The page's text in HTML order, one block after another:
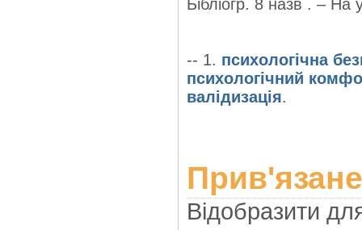
Бібліогр. 8 назв . – На
-- 1. психологічна
психологічний
валідизація.
Відобразити